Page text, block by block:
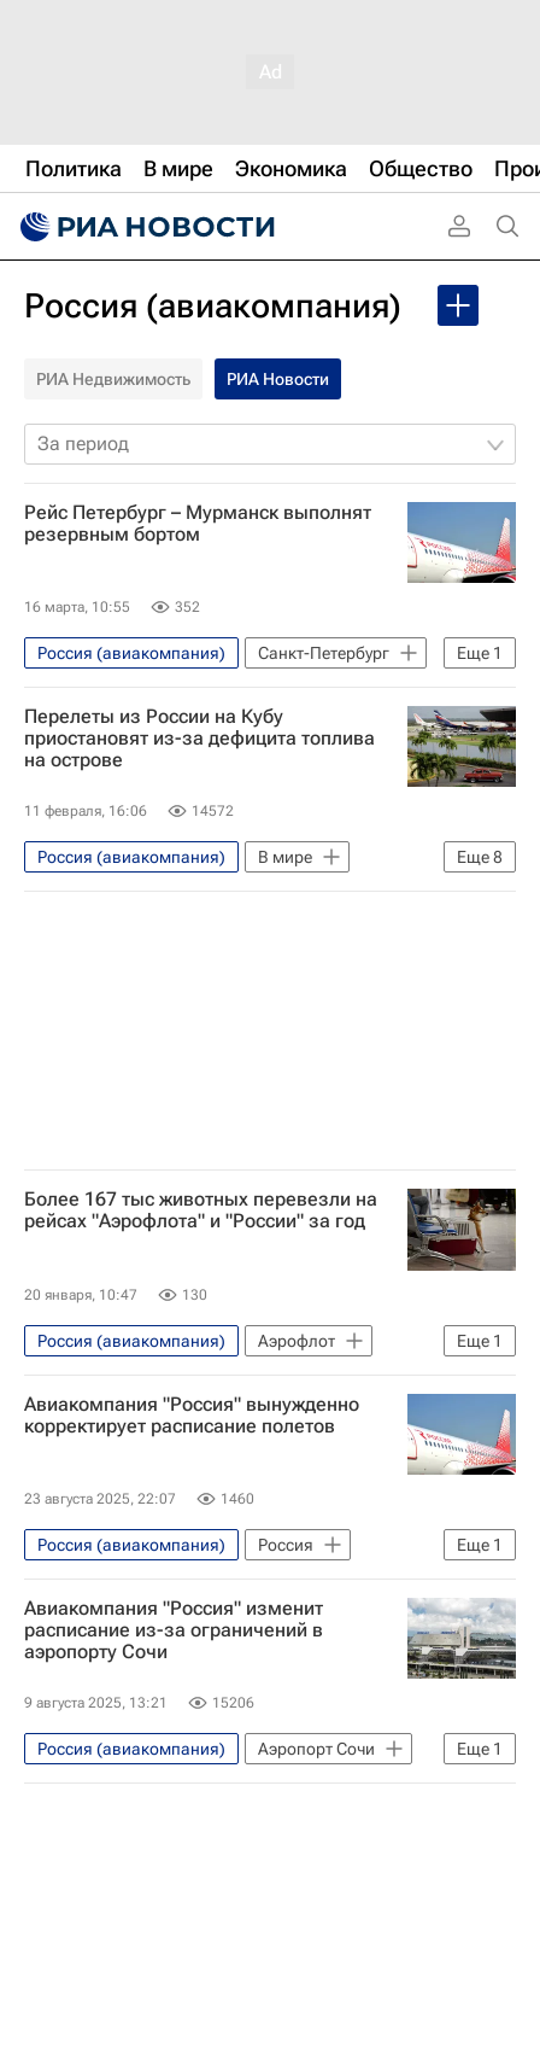
Политика В мире Экономика Общество
Россия (авиакомпания)
РИА Недвижимость РИА Новости
За период
Рейс Петербург – Мурманск выполнят
резервным бортом
16 марта, 10:55 352
Еще 1
Россия (авиакомпания)
Санкт-Петербург
Мурманск
Перелеты из России на Кубу
приостановят из-за дефицита топлива
на острове
11 февраля, 16:06 14572
Еще8
Россия (авиакомпания)
В мире
Россия
Куба
Более 167 тыс животных перевезли на
рейсах "Аэрофлота" и "России" за год
20 января, 10:47 130
Еще 1
Россия (авиакомпания)
Аэрофлот
Животные
Авиакомпания "Россия" вынужденно
корректирует расписание полетов
23 августа 2025, 22:07 1460
Еще 1
Россия (авиакомпания)
Россия
Санкт-Петербург
Авиакомпания "Россия" изменит
расписание из-за ограничений в
аэропорту Сочи
9 августа 2025, 13:21 15206
Еще 1
Россия (авиакомпания)
Аэропорт Сочи
Сочи